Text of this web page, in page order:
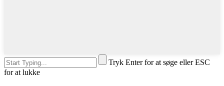
Tryk Enter for at søge eller ESC
for at lukke